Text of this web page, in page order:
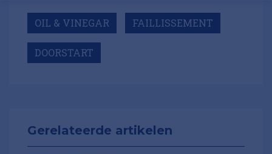
OIL & VINEGAR FAILLISSEMENT
DOORSTART
Gerelateerde artikelen